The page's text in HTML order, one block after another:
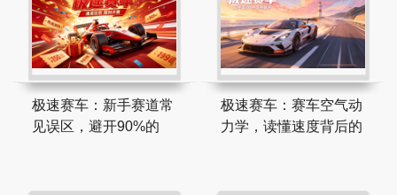
极速赛车：新手赛道常
见误区，避开90%的
极速赛车：赛车空气动
力学，读懂速度背后的